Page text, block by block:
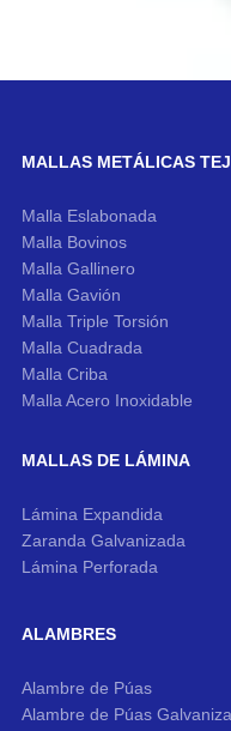
MALLAS METÁLICAS
Malla Eslabonada
Malla Bovinos
Malla Gallinero
Malla Gavión
Malla Triple Torsión
Malla Cuadrada
Malla Criba
Malla Acero Inoxidable
MALLAS DE LÁMINA
Lámina Expandida
Zaranda Galvanizada
Lámina Perforada
ALAMBRES
Alambre de Púas
Alambre de Púas